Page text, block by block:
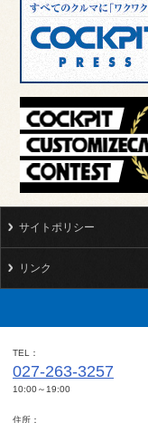
サイトポリシー
リンク
TEL
027-263-3257
10:00～19:00
住所